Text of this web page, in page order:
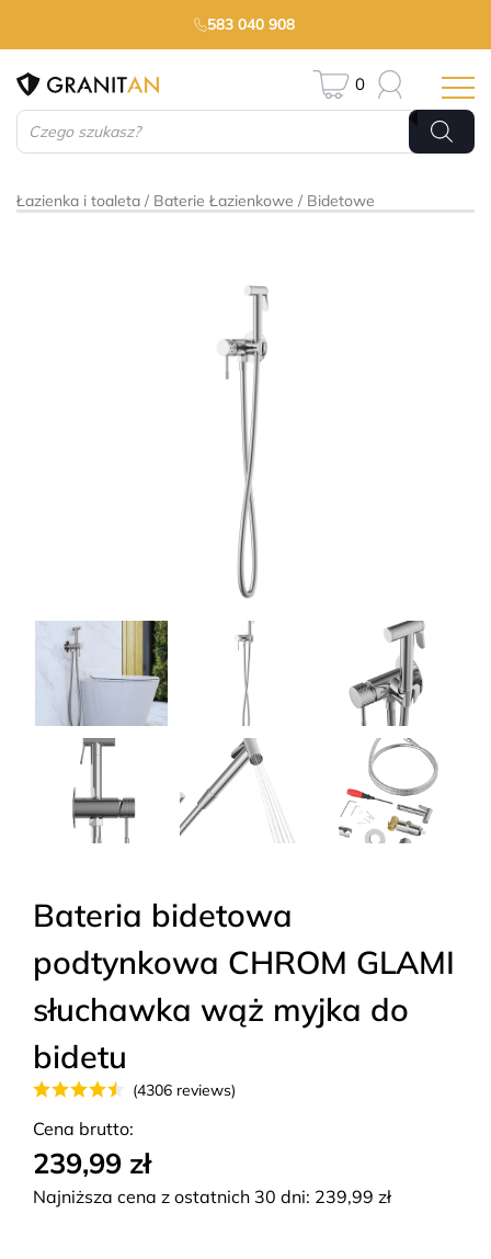
583 040 908
Wyszukiwarka
produktów
0
Łazienka i toaleta Baterie Łazienkowe Bidetowe
Bateria bidetowa
podtynkowa CHROM GLAMI
słuchawka wąż myjka do
bidetu
(4306 reviews)
Cena brutto:
239,99 zł
Najniższa cena z ostatnich 30 dni: 239,99 zł